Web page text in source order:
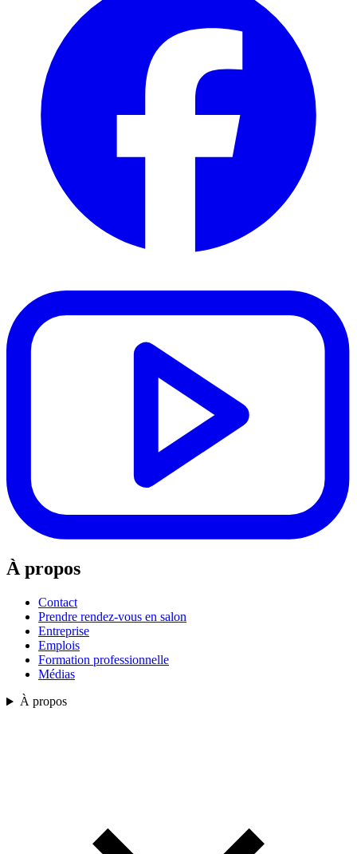
À propos
Contact
Prendre rendez-vous en salon
Entreprise
Emplois
Formation professionnelle
Médias
À propos